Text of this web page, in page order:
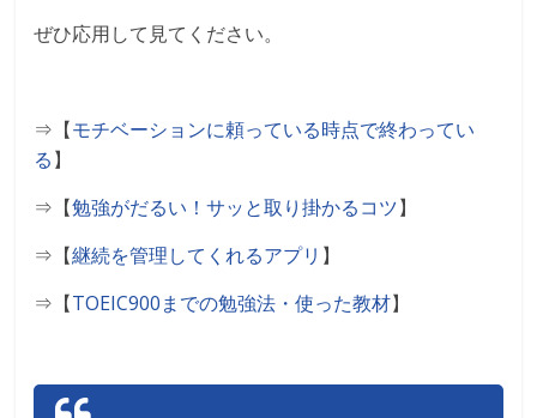
ぜひ応用して見てください。
⇒【モチベーションに頼っている時点で終わってい
る】
⇒【勉強がだるい！サッと取り掛かるコツ】
⇒【継続を管理してくれるアプリ 】
⇒【TOEIC900までの勉強法・使った教材】